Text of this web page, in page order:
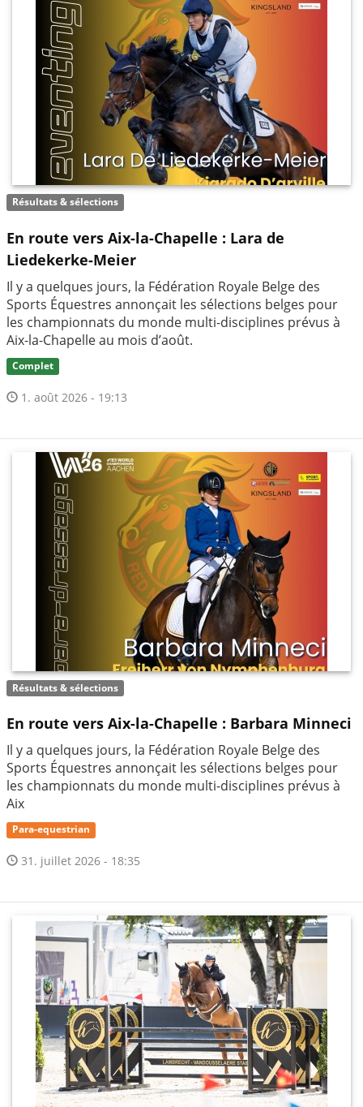
Résultats & sélections
En route vers Aix-la-Chapelle : Lara de
Liedekerke-Meier
Il y a quelques jours, la Fédération Royale Belge des
Sports Équestres annonçait les sélections belges pour
les championnats du monde multi-disciplines prévus à
Aix-la-Chapelle au mois d’août.
Complet
1. août 2026 - 19:13
Résultats & sélections
En route vers Aix-la-Chapelle : Barbara Minneci
Il y a quelques jours, la Fédération Royale Belge des
Sports Équestres annonçait les sélections belges pour
les championnats du monde multi-disciplines prévus à
Aix
Para-equestrian
31. juillet 2026 - 18:35